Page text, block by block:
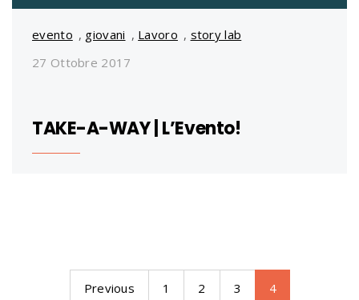
evento , giovani , Lavoro , story lab
27 Ottobre 2017
TAKE-A-WAY | L’Evento!
Previous 1 2 3 4